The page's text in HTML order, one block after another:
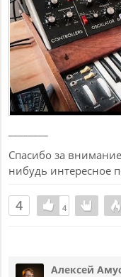
Спасибо за внимание
нибудь интересное
4 4
4
Алексей